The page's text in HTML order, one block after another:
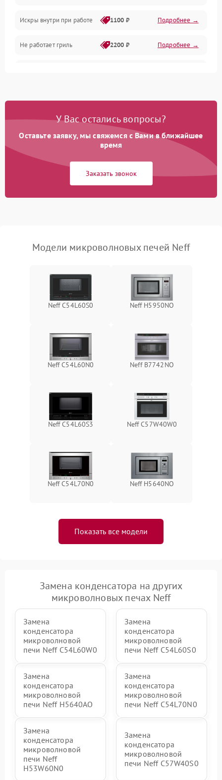
Программное обеспечение
Искры внутри при работе 1100 ₽ Подробнее →
Не работает гриль 2200 ₽ Подробнее →
Появление запаха гари 2400 ₽ Подробнее →
2000 ₽
Поломка системы
охлаждения
Не работают сенсорные
Сломался трансформатор Подробнее →
У Вас остались вопросы?
Оставьте заявку, мы свяжемся с Вами в ближайшее
время
Заказать звонок
Модели микроволновых печей Neff
Neff C54L60S0 Neff H5950NO
Neff C54L60N0 Neff B7742NO
Neff C54L60S3 Neff C57W40W0
Neff C54L70N0 Neff H5640NO
Показать все модели
Замена конденсатора на других
микроволновых печах Neff
Замена
конденсатора
микроволновой
печи Neff C54L60W0
Замена
конденсатора
микроволновой
печи Neff C54L60S0
Замена
конденсатора
микроволновой
печи Neff H5640AO
Замена
конденсатора
микроволновой
печи Neff C54L70N0
Замена
конденсатора
микроволновой
печи Neff
H53W60N0
Замена
конденсатора
микроволновой
печи Neff C57W40S0